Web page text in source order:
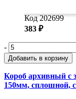
Код 202699
383 ₽
-
Добавить в корзину
Короб архивный с
150мм, сплошной,